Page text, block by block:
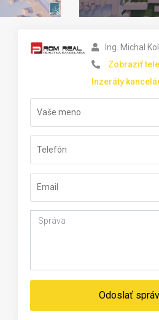
Ing. Michal
Zobraziť
Inzeráty
Odoslať